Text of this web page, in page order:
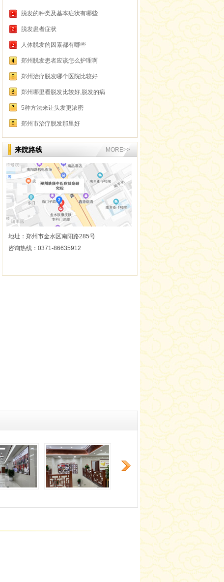
杨红丽 从事皮肤病临
床治疗与研究工作多
对皮肤疤痕、斑、痘
详情
咨询医生 在线预约
何景
何景 从事皮肤病临床
治疗与研究工作多
年，临床经验丰富，
对皮肤疤痕、斑、痘
坑痘印、红血丝、...
详情
在线预约
邢凤 医师
邢凤 医师 专业擅长：
痤疮、脱发、银屑
脱发的种类及基本症状有哪些
脱发患者症状
人体脱发的因素都有哪些
郑州脱发患者应该怎么护理啊
郑州治疗脱发哪个医院比较好
郑州哪里看脱发比较好,脱发的病
5种方法来让头发更浓密
郑州市治疗脱发那里好
MORE>>
来院路线
地址：郑州市金水区南阳路285号
咨询热线：0371-86635912